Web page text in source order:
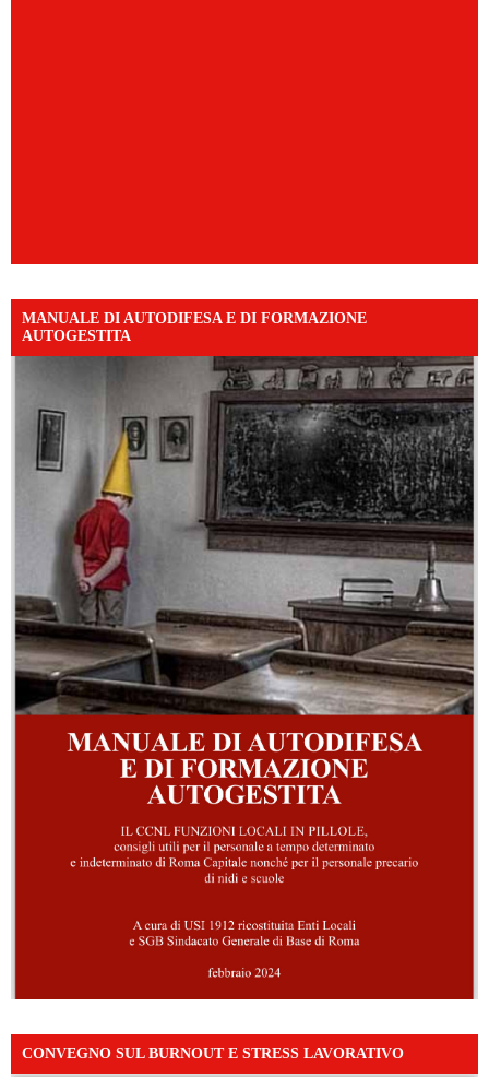
MANUALE DI AUTODIFESA E DI FORMAZIONE
AUTOGESTITA
CONVEGNO SUL BURNOUT E STRESS LAVORATIVO